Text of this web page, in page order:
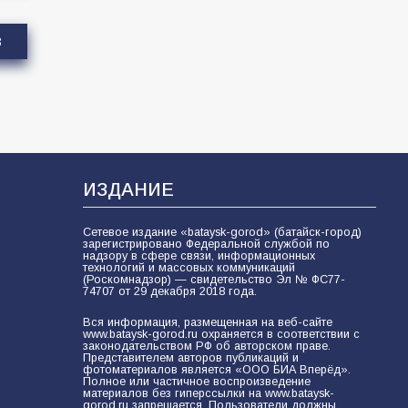
ИЗДАНИЕ
Сетевое издание «bataysk-gorod» (батайск-город)
зарегистрировано Федеральной службой по
надзору в сфере связи, информационных
технологий и массовых коммуникаций
(Роскомнадзор) — свидетельство Эл № ФС77-
74707 от 29 декабря 2018 года.
Вся информация, размещенная на веб-сайте
www.bataysk-gorod.ru охраняется в соответствии с
законодательством РФ об авторском праве.
Представителем авторов публикаций и
фотоматериалов является «ООО БИА Вперёд».
Полное или частичное воспроизведение
материалов без гиперссылки на www.bataysk-
gorod.ru запрещается. Пользователи должны